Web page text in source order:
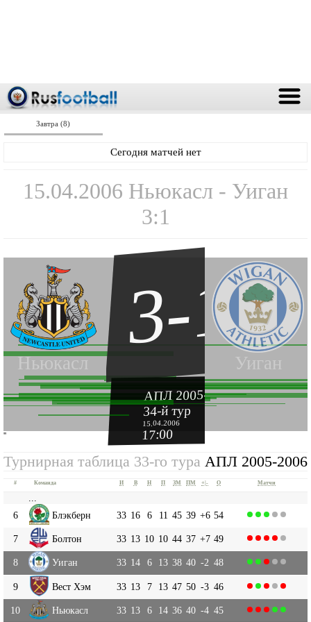
Завтра (8)
Сегодня матчей нет
15.04.2006 Ньюкасл - Уиган
3:1
Ньюкасл Уиган
3-1
АПЛ 2005-2006
34-й тур
15.04.2006
17:00
''
Турнирная таблица 33-го тура АПЛ 2005-2006
# Команда И В Н П ЗМ ПМ +|- О Матчи
6
Блэкберн 33 16 6 11 45 39 +6 54
7 Болтон 33 13 10 10 44 37 +7 49
8 Уиган 33 14 6 13 38 40 -2 48
9 Вест Хэм 33 13 7 13 47 50 -3 46
10 Ньюкасл 33 13 6 14 36 40 -4 45